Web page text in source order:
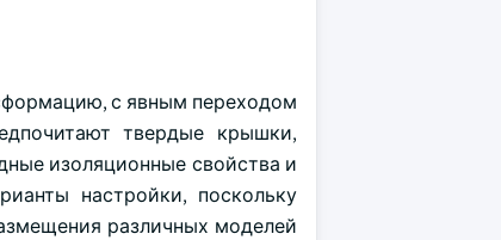
с явным переходом
твердые крышки,
изоляционные свойства и
настройки, поскольку
различных моделей